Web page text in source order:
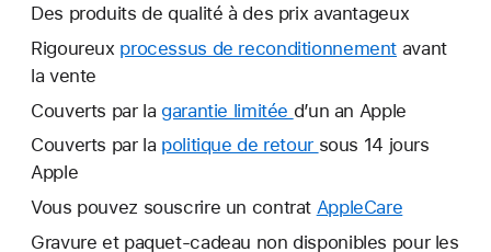
Des produits de qualité à des prix avantageux
Rigoureux processus de reconditionnement avant
la vente
Couverts par la garantie limitée Une
nouvelle
d’un an Apple
Couverts par la politique de retour Une
fenêtre
sous 14 jours
Apple
Vous pouvez souscrire un contrat AppleCare
nouvelle
Gravure et paquet-cadeau non disponibles pour les